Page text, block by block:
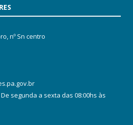
nº Sn centro
segunda a sexta das 08:00hs às